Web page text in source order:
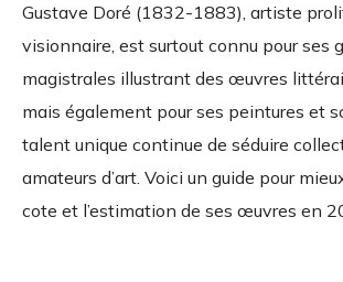
Gustave Doré (1832-1883), artiste
visionnaire, est surtout connu pour ses
magistrales illustrant des œuvres
mais également pour ses peintures et
talent unique continue de séduire
amateurs d’art. Voici un guide pour
cote et l’estimation de ses œuvres en